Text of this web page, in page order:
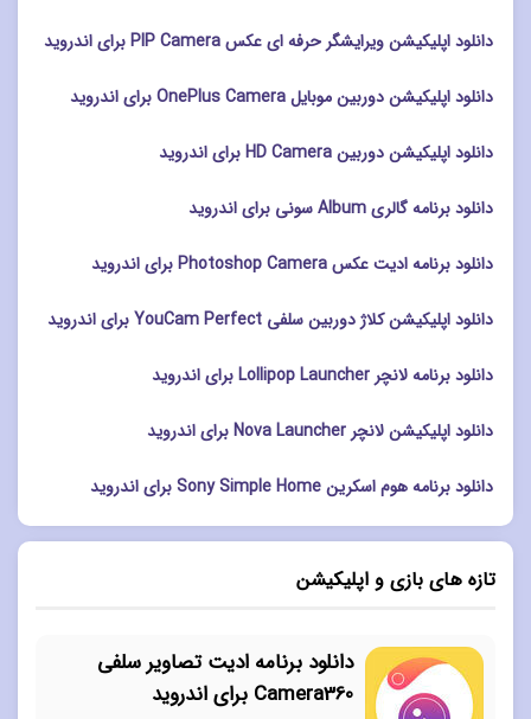
دانلود اپلیکیشن ویرایشگر حرفه ای عکس PIP Camera برای اندروید
دانلود اپلیکیشن دوربین موبایل OnePlus Camera برای اندروید
دانلود اپلیکیشن دوربین HD Camera برای اندروید
دانلود برنامه گالری Album سونی برای اندروید
دانلود برنامه ادیت عکس Photoshop Camera برای اندروید
دانلود اپلیکیشن کلاژ دوربین سلفی YouCam Perfect برای اندروید
دانلود برنامه لانچر Lollipop Launcher برای اندروید
دانلود اپلیکیشن لانچر Nova Launcher برای اندروید
دانلود برنامه هوم اسکرین Sony Simple Home برای اندروید
تازه های بازی و اپلیکیشن
دانلود برنامه ادیت تصاویر سلفی
Camera360 برای اندروید